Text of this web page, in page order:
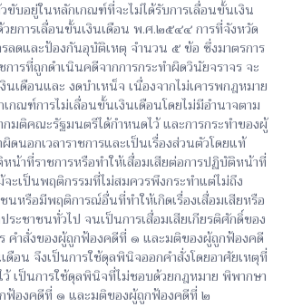
ขับอยู่ในหลักเกณฑ์ที่จะไม่ได้รับการเลื่อนขั้นเงิน
ยการเลื่อนขั้นเงินเดือน พ.ศ.๒๕๔๔ การที่จังหวัด
ลดและป้องกันอุบัติเหตุ จำนวน ๕ ข้อ ซึ่งมาตรการ
ารที่ถูกดำเนินคดีจากการกระทำผิดวินัยจราจร จะ
นเดือนและ งดบำเหน็จ เนื่องจากไม่เคารพกฎหมาย
กณฑ์การไม่เลื่อนขั้นเงินเดือนโดยไม่มีอำนาจตาม
มติคณะรัฐมนตรีได้กำหนดไว้ และการกระทำของผู้
ดนอกเวลาราชการและเป็นเรื่องส่วนตัวโดยแท้
น้าที่ราชการหรือทำให้เสื่อมเสียต่อการปฏิบัติหน้าที่
จะเป็นพฤติกรรมที่ไม่สมควรพึงกระทำแต่ไม่ถึง
นหรือมีพฤติการณ์อื่นที่ทำให้เกิดเรื่องเสื่อมเสียหรือ
ระชาชนทั่วไป จนเป็นการเสื่อมเสียเกียรติศักดิ์ของ
คำสั่งของผู้ถูกฟ้องคดีที่ ๑ และมติของผู้ถูกฟ้องคดี
อน จึงเป็นการใช้ดุลพินิจออกคำสั่งโดยอาศัยเหตุที่
เป็นการใช้ดุลพินิจที่ไม่ชอบด้วยกฎหมาย พิพากษา
ฟ้องคดีที่ ๑ และมติของผู้ถูกฟ้องคดีที่ ๒